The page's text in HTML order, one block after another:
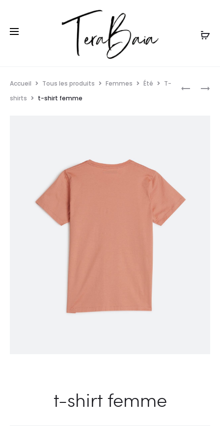
Accueil Tous les produits Femmes Été
T-
shirts
t-shirt femme
t-shirt femme